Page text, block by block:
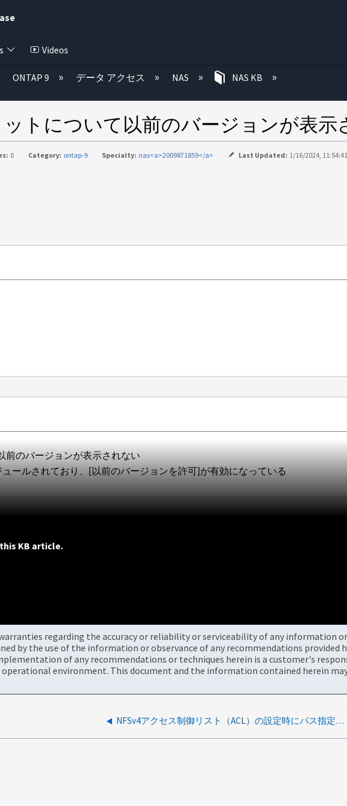
Videos
/折りたたむ
ONTAP 9 データ アクセス NAS NAS KB
ットについて以前のバージョンが表示
0 Category: ontap-9 Specialty: nas<a>2009871859</a> Last Updated: 1/16/2024,
前のバージョンが表示されない
ールされており、[以前のバージョンを許可]が有効になっている
KB article.
regarding the accuracy or reliability or serviceability of any information
by the use of the information or observance of any recommendations provided
of any recommendations or techniques herein is a customer's
environment. This document and the information contained herein
NFSv4アクセス制御リスト（ACL）の設定時にパス指定エラーが発生しました